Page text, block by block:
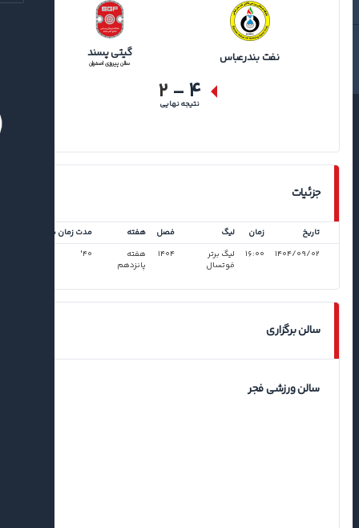
نفت بندرعباس گیتی پسند
سالن پیروزی اصفهان
۴- ۲
نتیجه نهایی
جزئیات
تاریخ زمان لیگ فصل هفته
مدت زمان بازی
۱۴۰۴/۰۹/۰۲
۱۶:۰۰
لیگ برتر
فوتسال
۱۴۰۴
هفته
پانزدهم
۴۰'
سالن برگزاری
سالن ورزشی فجر